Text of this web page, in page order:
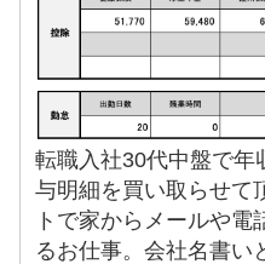
転職入社30代中盤で年
与明細を買い取らせて
トで家からメールや
るお仕事。会社名書